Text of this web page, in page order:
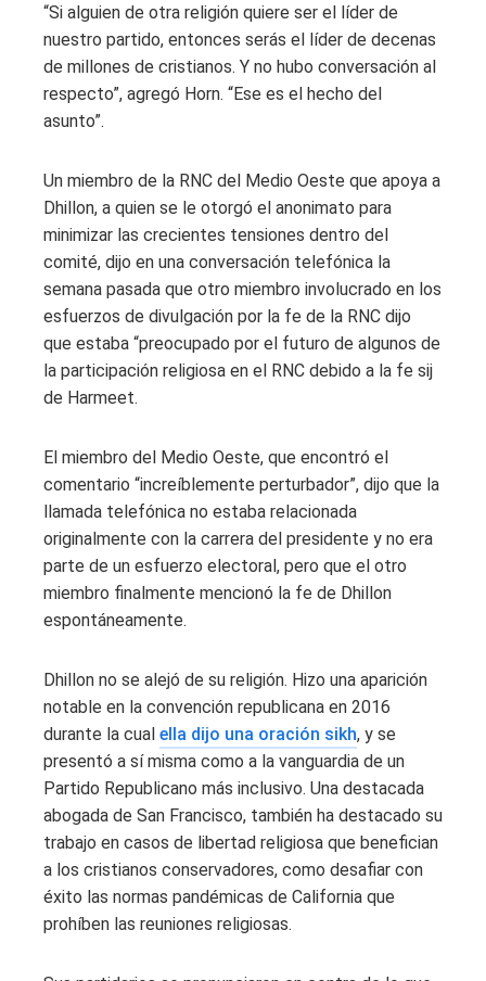
“Si alguien de otra religión quiere ser el líder de
nuestro partido, entonces serás el líder de decenas
de millones de cristianos. Y no hubo conversación al
respecto”, agregó Horn. “Ese es el hecho del
asunto”.
Un miembro de la RNC del Medio Oeste que apoya a
Dhillon, a quien se le otorgó el anonimato para
minimizar las crecientes tensiones dentro del
comité, dijo en una conversación telefónica la
semana pasada que otro miembro involucrado en los
esfuerzos de divulgación por la fe de la RNC dijo
que estaba “preocupado por el futuro de algunos de
la participación religiosa en el RNC debido a la fe sij
de Harmeet.
El miembro del Medio Oeste, que encontró el
comentario “increíblemente perturbador”, dijo que la
llamada telefónica no estaba relacionada
originalmente con la carrera del presidente y no era
parte de un esfuerzo electoral, pero que el otro
miembro finalmente mencionó la fe de Dhillon
espontáneamente.
Dhillon no se alejó de su religión. Hizo una aparición
notable en la convención republicana en 2016
durante la cual ella dijo una oración sikh, y se
presentó a sí misma como a la vanguardia de un
Partido Republicano más inclusivo. Una destacada
abogada de San Francisco, también ha destacado su
trabajo en casos de libertad religiosa que benefician
a los cristianos conservadores, como desafiar con
éxito las normas pandémicas de California que
prohíben las reuniones religiosas.